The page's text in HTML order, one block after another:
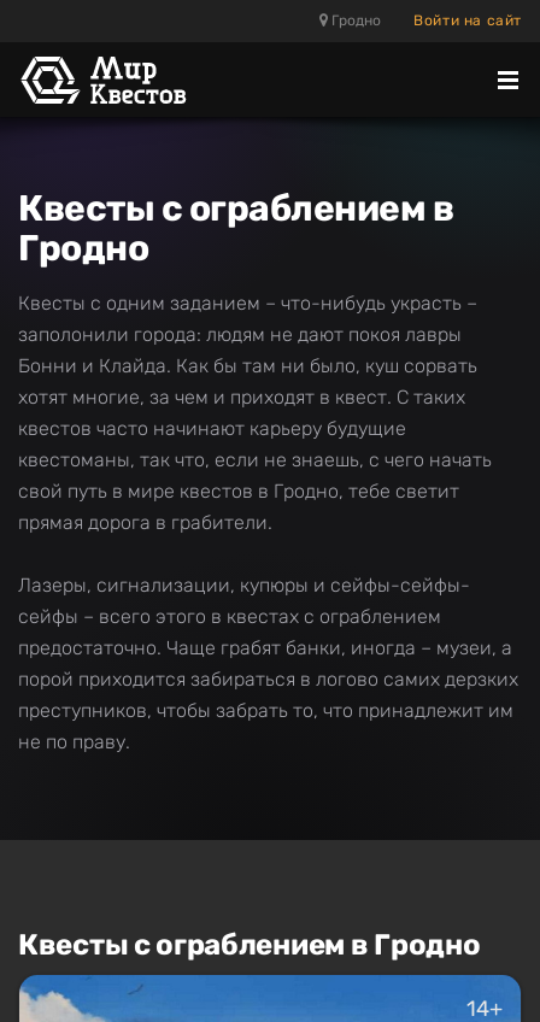
Гродно Войти на сайт
Квесты с ограблением в
Гродно
Квесты с одним заданием – что-нибудь украсть –
заполонили города: людям не дают покоя лавры
Бонни и Клайда. Как бы там ни было, куш сорвать
хотят многие, за чем и приходят в квест. С таких
квестов часто начинают карьеру будущие
квестоманы, так что, если не знаешь, с чего начать
свой путь в мире квестов в Гродно, тебе светит
прямая дорога в грабители.
Лазеры, сигнализации, купюры и сейфы-сейфы-
сейфы – всего этого в квестах с ограблением
предостаточно. Чаще грабят банки, иногда – музеи, а
порой приходится забираться в логово самих дерзких
преступников, чтобы забрать то, что принадлежит им
не по праву.
Квесты с ограблением в Гродно
14+